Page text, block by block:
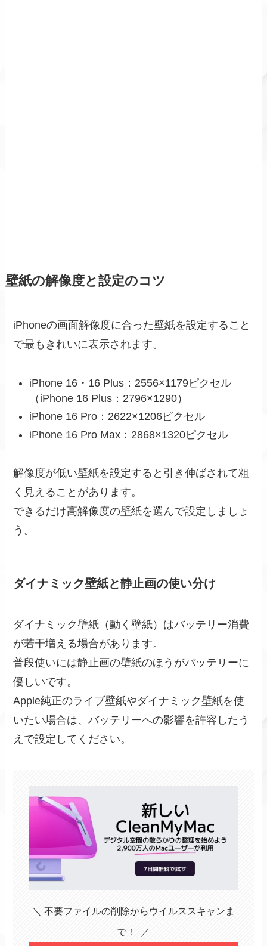
壁紙の解像度と設定のコツ
iPhoneの画面解像度に合った壁紙を設定すること
で最もきれいに表示されます。
iPhone 16・16 Plus：2556×1179ピクセル
（iPhone 16 Plus：2796×1290）
iPhone 16 Pro：2622×1206ピクセル
iPhone 16 Pro Max：2868×1320ピクセル
解像度が低い壁紙を設定すると引き伸ばされて粗
く見えることがあります。
できるだけ高解像度の壁紙を選んで設定しましょ
う。
ダイナミック壁紙と静止画の使い分け
ダイナミック壁紙（動く壁紙）はバッテリー消費
が若干増える場合があります。
普段使いには静止画の壁紙のほうがバッテリーに
優しいです。
Apple純正のライブ壁紙やダイナミック壁紙を使
いたい場合は、バッテリーへの影響を許容したう
えで設定してください。
＼ 不要ファイルの削除からウイルススキャンま
で！ ／